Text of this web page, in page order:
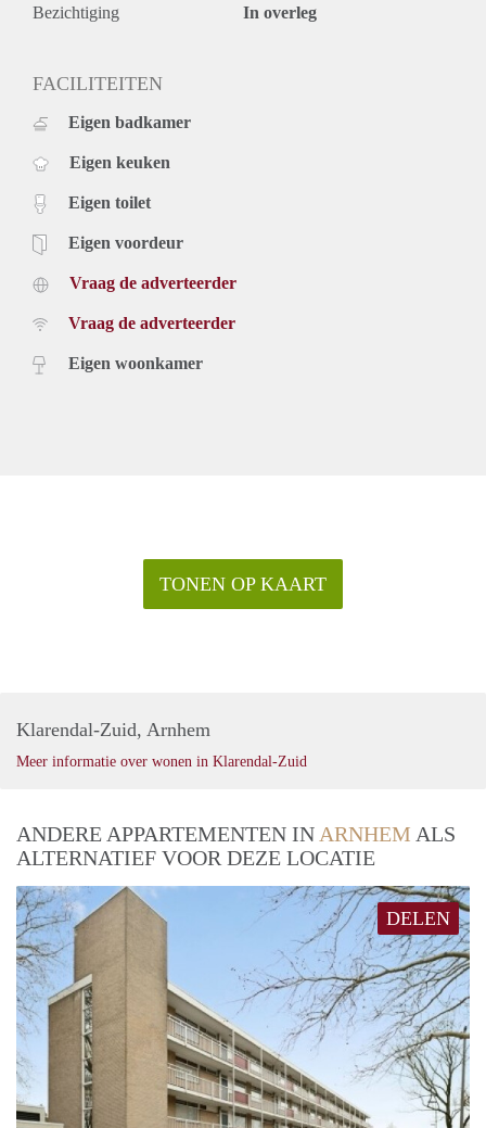
Bezichtiging In overleg
FACILITEITEN
Eigen badkamer
Eigen keuken
Eigen toilet
Eigen voordeur
Vraag de adverteerder
Vraag de adverteerder
Eigen woonkamer
TONEN OP KAART
Klarendal-Zuid, Arnhem
Meer informatie over wonen in Klarendal-Zuid
ANDERE APPARTEMENTEN IN ARNHEM ALS
ALTERNATIEF VOOR DEZE LOCATIE
DELEN